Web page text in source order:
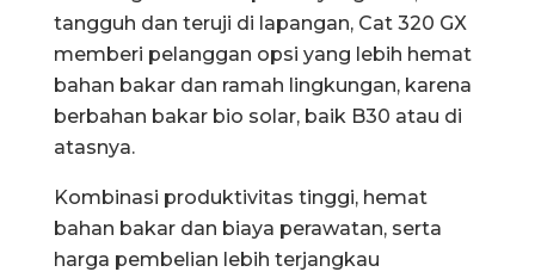
tangguh dan teruji di lapangan, Cat 320 GX
memberi pelanggan opsi yang lebih hemat
bahan bakar dan ramah lingkungan, karena
berbahan bakar bio solar, baik B30 atau di
atasnya.
Kombinasi produktivitas tinggi, hemat
bahan bakar dan biaya perawatan, serta
harga pembelian lebih terjangkau